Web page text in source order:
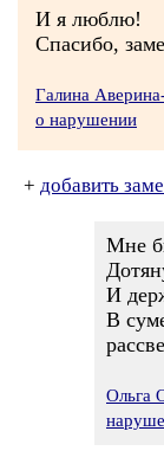
И я люблю!
Спасибо,
Галина
о нарушении
+ добавить
Мне
И
В
Ольга